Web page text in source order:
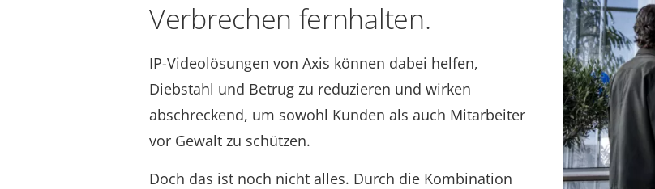
Verbrechen fernhalten.
IP-Videolösungen von Axis können dabei helfen,
Diebstahl und Betrug zu reduzieren und wirken
abschreckend, um sowohl Kunden als auch Mitarbeiter
vor Gewalt zu schützen.
Doch das ist noch nicht alles. Durch die Kombination